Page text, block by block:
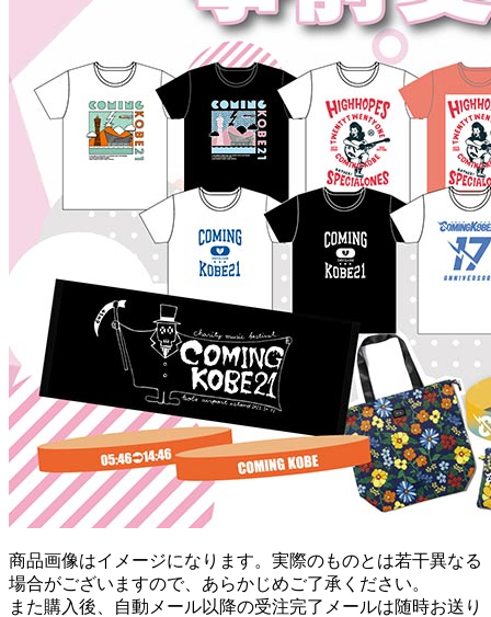
商品画像はイメージになります。実際のものとは若干異なる
場合がございますので、あらかじめご了承ください。
また購入後、自動メール以降の受注完了メールは随時お送り